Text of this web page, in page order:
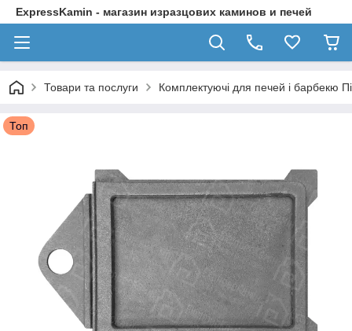
ExpressKamin - магазин изразцових каминов и печей
Товари та послуги Комплектуючі для печей і барбекю
Топ